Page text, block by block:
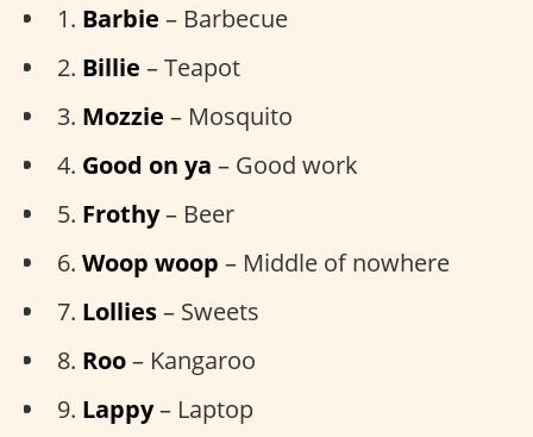
1. Barbie – Barbecue
2. Billie – Teapot
3. Mozzie – Mosquito
4. Good on ya – Good work
5. Frothy– Beer
6. Woop woop – Middle of nowhere
7. Lollies– Sweets
8. Roo– Kangaroo
9. Lappy– Laptop